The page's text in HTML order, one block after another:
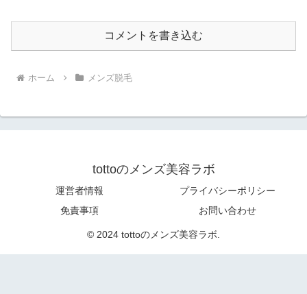
コメントを書き込む
ホーム メンズ脱毛
tottoのメンズ美容ラボ
運営者情報
プライバシーポリシー
免責事項
お問い合わせ
© 2024 tottoのメンズ美容ラボ.